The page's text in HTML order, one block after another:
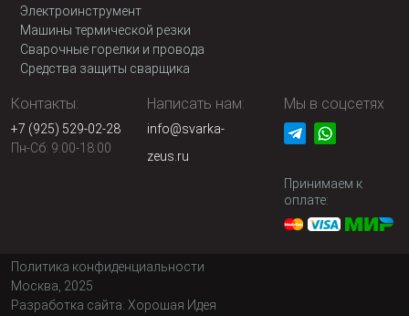
Электроинструмент
Машины термической резки
Сварочные горелки и провода
Средства защиты сварщика
Контакты:
+7 (925) 529-02-28
Пн-Сб: 9:00-18:00
Написать нам:
info@svarka-
zeus.ru
Мы в соцсетях
Принимаем к
оплате:
Политика конфиденциальности
Москва, 2025
Разработка сайта: Хорошая Идея